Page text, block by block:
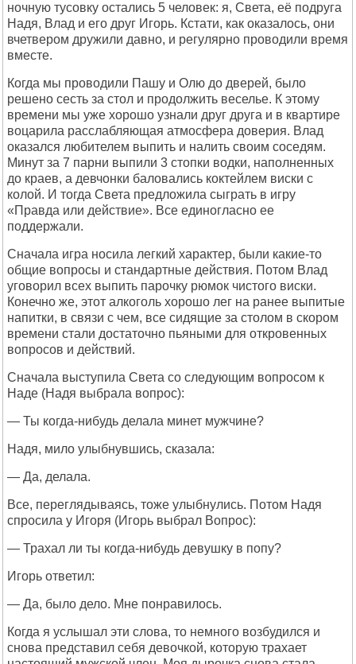
ночную тусовку остались 5 человек: я, Света, её подруга
Надя, Влад и его друг Игорь. Кстати, как оказалось, они
вчетвером дружили давно, и регулярно проводили время
вместе.
Когда мы проводили Пашу и Олю до дверей, было
решено сесть за стол и продолжить веселье. К этому
времени мы уже хорошо узнали друг друга и в квартире
воцарила расслабляющая атмосфера доверия. Влад
оказался любителем выпить и налить своим соседям.
Минут за 7 парни выпили 3 стопки водки, наполненных
до краев, а девчонки баловались коктейлем виски с
колой. И тогда Света предложила сыграть в игру
«Правда или действие». Все единогласно ее
поддержали.
Сначала игра носила легкий характер, были какие-то
общие вопросы и стандартные действия. Потом Влад
уговорил всех выпить парочку рюмок чистого виски.
Конечно же, этот алкоголь хорошо лег на ранее выпитые
напитки, в связи с чем, все сидящие за столом в скором
времени стали достаточно пьяными для откровенных
вопросов и действий.
Сначала выступила Света со следующим вопросом к
Наде (Надя выбрала вопрос):
— Ты когда-нибудь делала минет мужчине?
Надя, мило улыбнувшись, сказала:
— Да, делала.
Все, переглядываясь, тоже улыбнулись. Потом Надя
спросила у Игоря (Игорь выбрал Вопрос):
— Трахал ли ты когда-нибудь девушку в попу?
Игорь ответил:
— Да, было дело. Мне понравилось.
Когда я услышал эти слова, то немного возбудился и
снова представил себя девочкой, которую трахает